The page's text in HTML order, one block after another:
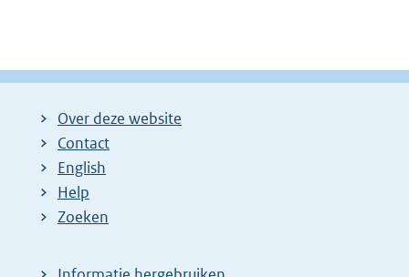
Over deze website
Contact
English
Help
Zoeken